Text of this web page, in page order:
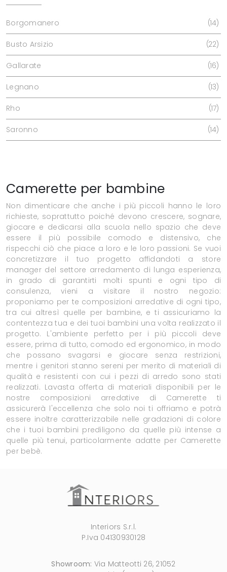
Borgomanero 14
Busto Arsizio 22
Gallarate 16
Legnano 13
Rho 17
Saronno 14
Camerette per bambine
Non dimenticare che anche i più piccoli hanno le loro
richieste, soprattutto poiché devono crescere, sognare,
giocare e dedicarsi alla scuola nello spazio che deve
essere il più possibile comodo e distensivo, che
rispecchi ciò che piace a loro e le loro passioni. Se vuoi
concretizzare il tuo progetto affidandoti a store
manager del settore arredamento di lunga esperienza,
in grado di garantirti molti spunti e ogni tipo di
consulenza, vieni a visitare il nostro negozio:
proponiamo per te composizioni arredative di ogni tipo,
tra cui altresì quelle per bambine, e ti assicuriamo la
contentezza tua e dei tuoi bambini una volta realizzato il
progetto. L'ambiente perfetto per i più piccoli deve
essere, prima di tutto, comodo ed ergonomico, in modo
che possano svagarsi e giocare senza restrizioni,
mentre i genitori stanno sereni per merito di materiali di
qualità e resistenti con cui i pezzi di arredo sono stati
realizzati. Lavasta offerta di materiali disponibili per le
nostre composizioni arredative di Camerette ti
assicurerà l'eccellenza che solo noi ti offriamo e potrà
essere inoltre caratterizzabile nelle gradazioni di colore
che i tuoi bambini prediligono da quelle più intense a
quelle più tenui, particolarmente adatte per Camerette
per bebè.
Interiors S.r.l.
P.Iva 04130930128
Showroom: Via Matteotti 26, 21052